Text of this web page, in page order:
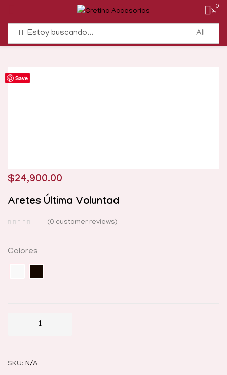
0
Save
$24,900.00
Aretes Última Voluntad
0 customer reviews
Colores
SKU: N/A